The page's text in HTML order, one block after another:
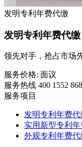
发明专利年费代缴
发明专利年费代缴
领先对手，抢占市场
服务价格: 面议
服务热线 400 1552 868
服务项目
发明专利年费代
实用新型专利
外观专利年费代